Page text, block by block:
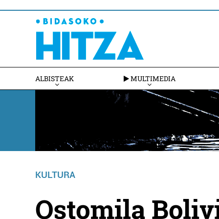
ALBISTEAK MULTIMEDIA
KULTURA
Ostomila